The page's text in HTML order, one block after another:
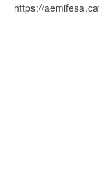
https://